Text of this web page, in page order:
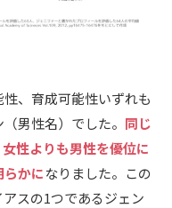
、育成可能性いずれも
男性名）でした。 同じ
性よりも男性を優位に
かになりました。この
スの1つであるジェン